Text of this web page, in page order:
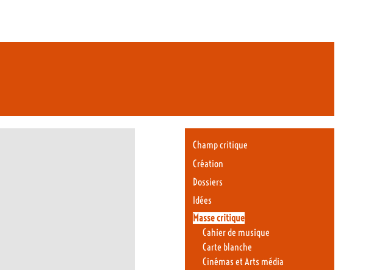
Champ critique
Création
Dossiers
Idées
Masse critique
Cahier de musique
Carte blanche
Cinémas et Arts média